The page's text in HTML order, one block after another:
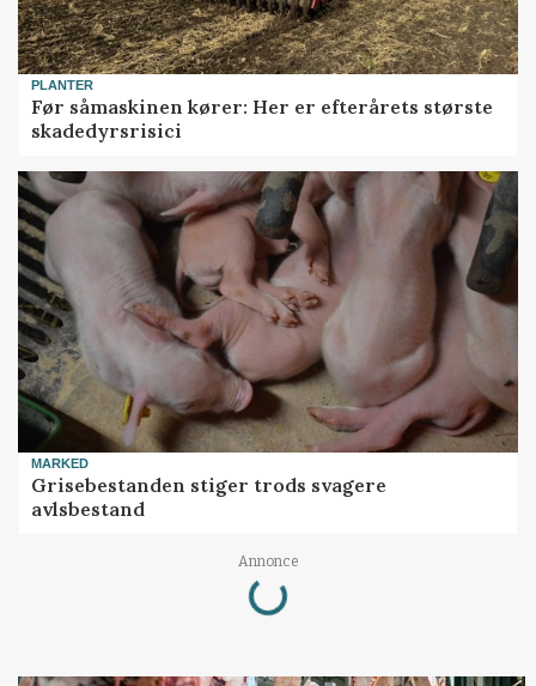
PLANTER
Før såmaskinen kører: Her er efterårets største
skadedyrsrisici
MARKED
Grisebestanden stiger trods svagere
avlsbestand
Annonce
Loading...